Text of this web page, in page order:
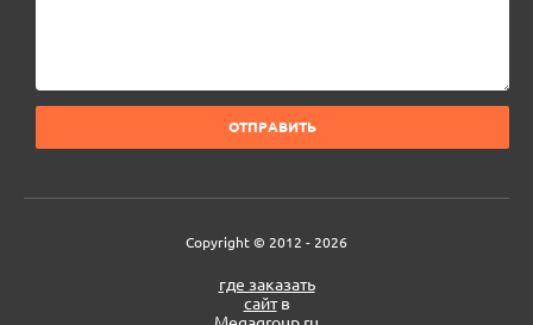
ОТПРАВИТЬ
Copyright © 2012 - 2026
где заказать
сайтв